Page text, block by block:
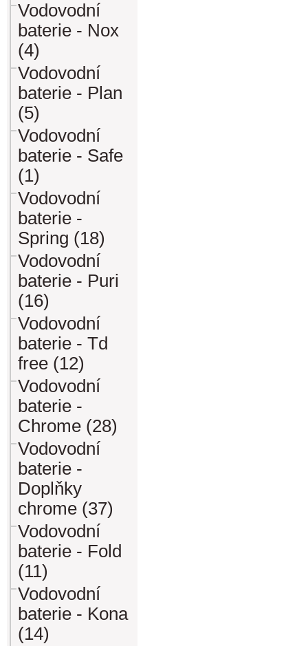
Vodovodní
baterie - Nox
(4)
Vodovodní
baterie - Plan
(5)
Vodovodní
baterie - Safe
(1)
Vodovodní
baterie -
Spring (18)
Vodovodní
baterie - Puri
(16)
Vodovodní
baterie - Td
free (12)
Vodovodní
baterie -
Chrome (28)
Vodovodní
baterie -
Doplňky
chrome (37)
Vodovodní
baterie - Fold
(11)
Vodovodní
baterie - Kona
(14)